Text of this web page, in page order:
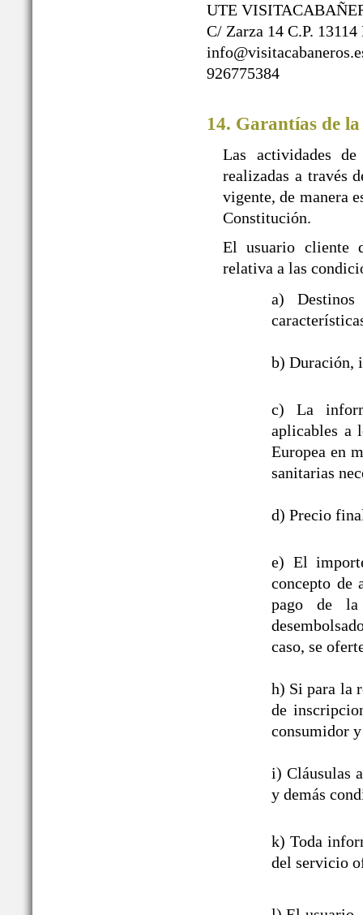
UTE
C/ Zarza 14 C.P.
926775384
14. Garantías de
Las actividades
realizadas a través
vigente, de manera
Constitución.
El usuario cliente
relativa a las
a)
b) Duración,
c) La
aplicables a
Europea en
sanitarias
d) Precio
e) El
concepto de
pago de
caso, se
h) Si para la
de
consumidor
i) Cláusulas
y demás
k) Toda
del servicio